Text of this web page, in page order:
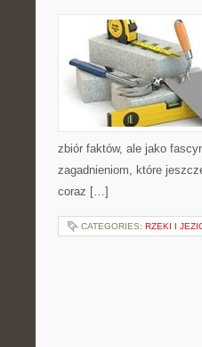
zbiór faktów, ale jako
zagadnieniom, które
coraz […]
CATEGORIES: RZEKI I